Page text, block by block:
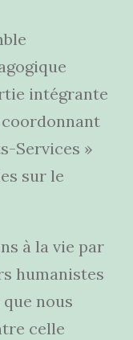
intégrante
coordonnant
Services »
sur le
à la vie par
humanistes
nous
celle